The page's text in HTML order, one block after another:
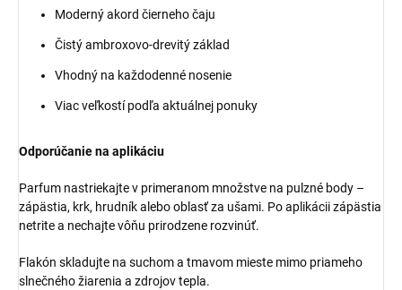
Moderný akord čierneho čaju
Čistý ambroxovo-drevitý základ
Vhodný na každodenné nosenie
Viac veľkostí podľa aktuálnej ponuky
Odporúčanie na aplikáciu
Parfum nastriekajte v primeranom množstve na pulzné body –
zápästia, krk, hrudník alebo oblasť za ušami. Po aplikácii zápästia
netrite a nechajte vôňu prirodzene rozvinúť.
Flakón skladujte na suchom a tmavom mieste mimo priameho
slnečného žiarenia a zdrojov tepla.